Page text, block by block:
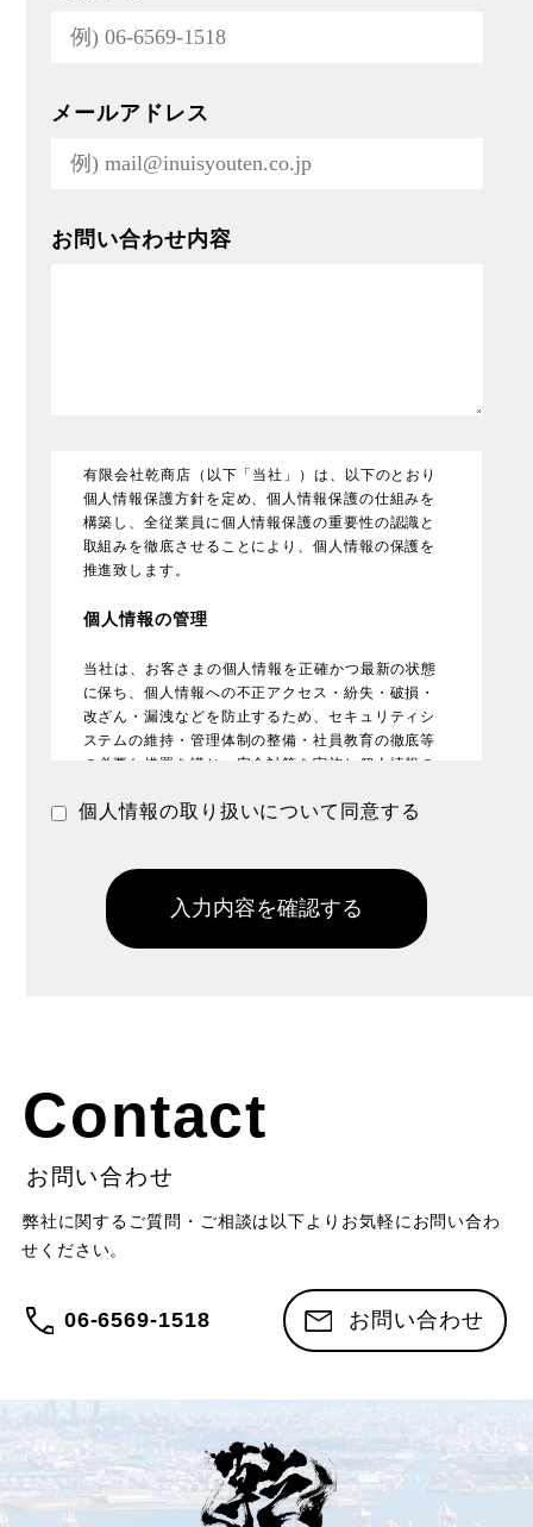
メールアドレス
お問い合わせ内容
有限会社乾商店（以下「当社」）は、以下のとおり
個人情報保護方針を定め、個人情報保護の仕組みを
構築し、全従業員に個人情報保護の重要性の認識と
取組みを徹底させることにより、個人情報の保護を
推進致します。
個人情報の管理
当社は、お客さまの個人情報を正確かつ最新の状態
に保ち、個人情報への不正アクセス・紛失・破損・
改ざん・漏洩などを防止するため、セキュリティシ
ステムの維持・管理体制の整備・社員教育の徹底等
の必要な措置を講じ、安全対策を実施し個人情報の
お客さまからお預かりした個人情報は、当社からの
ご連絡や業務のご案内やご質問に対する回答とし
て、電子メールや資料のご送付に利用いたします。
・お客さまの同意がある場合
・お客さまが希望されるサービスを行なうために当
・法令に基づき開示することが必要である場合
個人情報の安全対策
に、セキュリティに万全の対策を講じています。
お客さまがご本人の個人情報の照会・修正・削除な
どをご希望される場合には、ご本人であることを確
認の上、対応させていただきます。
法令、規範の遵守と見直し
個人情報の取り扱いについて同意する
お問い合わせ
Contact
弊社に関するご質問・ご相談は以下よりお気軽にお問い合わ
せください。
06-6569-1518 お問い合わせ